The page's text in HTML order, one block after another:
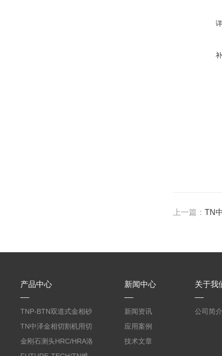
上一篇：TN
产品中心
TNP-BTN双道式金相砂
带机/金相研磨机
TN中泽金相切割机用切
削油/金相冷却液
金刚石测头HRC/HRA洛
新闻中心
新闻资讯
应用案例
技术文章
关于我
公司简介